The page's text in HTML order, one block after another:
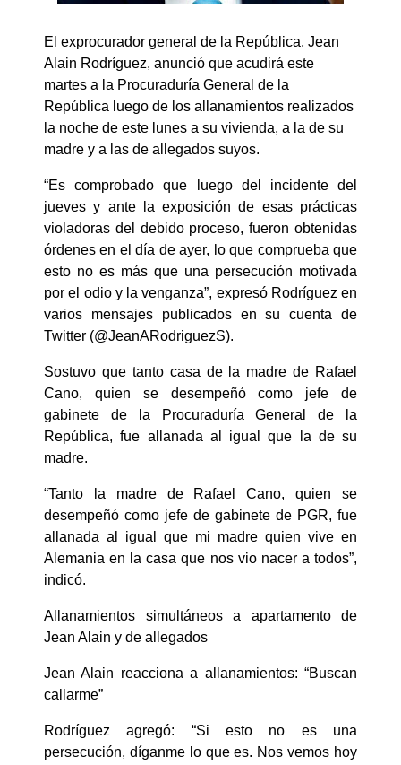
El exprocurador general de la República, Jean
Alain Rodríguez, anunció que acudirá este
martes a la Procuraduría General de la
República luego de los allanamientos realizados
la noche de este lunes a su vivienda, a la de su
madre y a las de allegados suyos.
“Es comprobado que luego del incidente del
jueves y ante la exposición de esas prácticas
violadoras del debido proceso, fueron obtenidas
órdenes en el día de ayer, lo que comprueba que
esto no es más que una persecución motivada
por el odio y la venganza”, expresó Rodríguez en
varios mensajes publicados en su cuenta de
Twitter (@JeanARodriguezS).
Sostuvo que tanto casa de la madre de Rafael
Cano, quien se desempeñó como jefe de
gabinete de la Procuraduría General de la
República, fue allanada al igual que la de su
madre.
“Tanto la madre de Rafael Cano, quien se
desempeñó como jefe de gabinete de PGR, fue
allanada al igual que mi madre quien vive en
Alemania en la casa que nos vio nacer a todos”,
indicó.
Allanamientos simultáneos a apartamento de
Jean Alain y de allegados
Jean Alain reacciona a allanamientos: “Buscan
callarme”
Rodríguez agregó: “Si esto no es una
persecución, díganme lo que es. Nos vemos hoy